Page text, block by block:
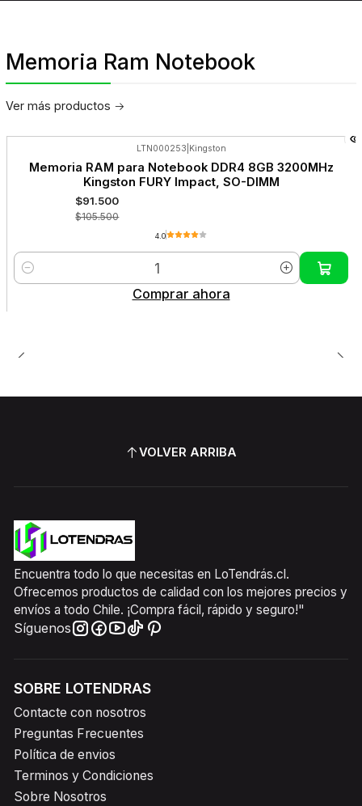
Memoria Ram Notebook
Ver más productos
-13%
OFF
LTN000253 Kingston
Memoria RAM para Notebook DDR4 8GB 3200MHz
Kingston FURY Impact, SO-DIMM
$91.500
$105.500
4.0
Cantidad
Comprar ahora
VOLVER ARRIBA
Encuentra todo lo que necesitas en LoTendrás.cl.
Ofrecemos productos de calidad con los mejores precios y
envíos a todo Chile. ¡Compra fácil, rápido y seguro!"
Síguenos
SOBRE LOTENDRAS
Contacte con nosotros
Preguntas Frecuentes
Política de envios
Terminos y Condiciones
Sobre Nosotros